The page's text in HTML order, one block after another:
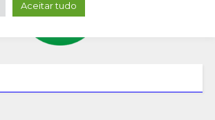
Aceitar tudo